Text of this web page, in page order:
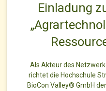
Einladung
Als Akteur des
richtet die Hochschule
BioCon Valley® GmbH